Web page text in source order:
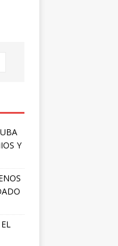
Y